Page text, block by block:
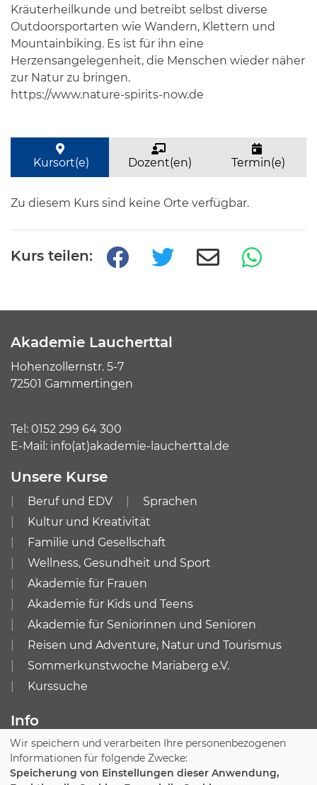
Kräuterheilkunde und betreibt selbst diverse
Outdoorsportarten wie Wandern, Klettern und
Mountainbiking. Es ist für ihn eine
Herzensangelegenheit, die Menschen wieder näher
zur Natur zu bringen.
https://www.nature-spirits-now.de
Kursort(e) Dozent(en) Termin(e)
Zu diesem Kurs sind keine Orte verfügbar.
Kurs teilen:
Akademie Laucherttal
Hohenzollernstr. 5-7
72501 Gammertingen
Tel: 0152 299 64 300
E-Mail: info(at)akademie-laucherttal.de
Unsere Kurse
Beruf und EDV
Sprachen
Kultur und Kreativität
Familie und Gesellschaft
Wellness, Gesundheit und Sport
Akademie für Frauen
Akademie für Kids und Teens
Akademie für Seniorinnen und Senioren
Reisen und Adventure, Natur und Tourismus
Sommerkunstwoche Mariaberg e.V.
Kurssuche
Info
Impressum
AGB
Datenschutzerklärung
Wir speichern und verarbeiten Ihre personenbezogenen
Informationen für folgende Zwecke:
Speicherung von Einstellungen dieser Anwendung,